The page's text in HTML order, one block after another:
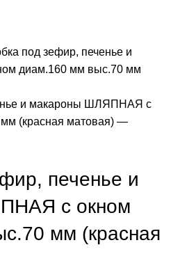
под зефир, печенье и
диам.160 мм выс.70 мм
печенье и
с окном
мм (красная